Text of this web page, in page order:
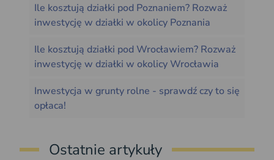
Ile kosztują działki pod Poznaniem? Rozważ
inwestycję w działki w okolicy Poznania
Ile kosztują działki pod Wrocławiem? Rozważ
inwestycję w działki w okolicy Wrocławia
Inwestycja w grunty rolne - sprawdź czy to się
opłaca!
Ostatnie artykuły